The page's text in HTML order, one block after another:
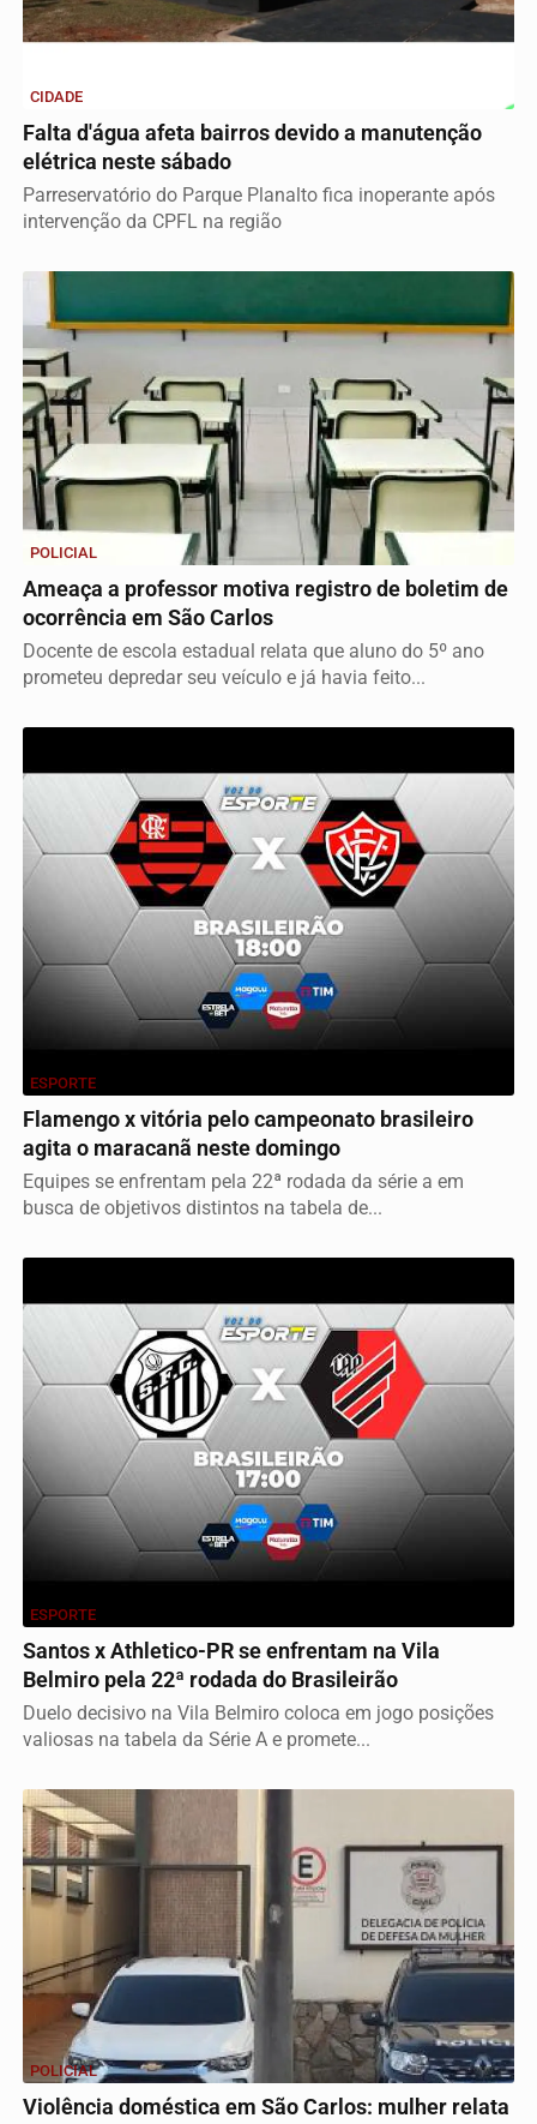
CIDADE
Falta d'água afeta bairros devido a manutenção
elétrica neste sábado
Parreservatório do Parque Planalto fica inoperante após
intervenção da CPFL na região
POLICIAL
Ameaça a professor motiva registro de boletim de
ocorrência em São Carlos
Docente de escola estadual relata que aluno do 5º ano
prometeu depredar seu veículo e já havia feito...
ESPORTE
Flamengo x vitória pelo campeonato brasileiro
agita o maracanã neste domingo
Equipes se enfrentam pela 22ª rodada da série a em
busca de objetivos distintos na tabela de...
ESPORTE
Santos x Athletico-PR se enfrentam na Vila
Belmiro pela 22ª rodada do Brasileirão
Duelo decisivo na Vila Belmiro coloca em jogo posições
valiosas na tabela da Série A e promete...
POLICIAL
Violência doméstica em São Carlos: mulher relata